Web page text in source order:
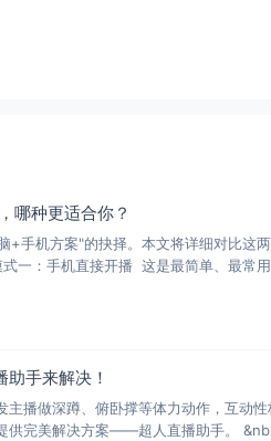
哪种更适合你？
+手机方案"的抉择。本文将详细对比
：手机直接开播 这是最简单、最常
手来解决！
播做深蹲、俯卧撑等体力动作，互动
供完美解决方案——超人直播助手。